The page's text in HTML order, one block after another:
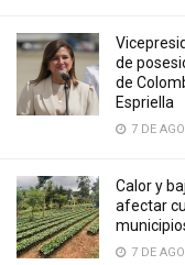
de
de
Espriella
7 DE
Calor y
afectar
7 DE